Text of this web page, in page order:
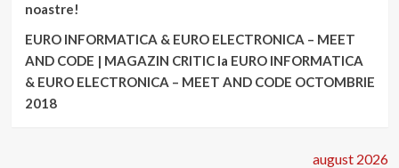
noastre!
EURO INFORMATICA & EURO ELECTRONICA – MEET
AND CODE | MAGAZIN CRITICla EURO INFORMATICA
& EURO ELECTRONICA – MEET AND CODE OCTOMBRIE
2018
august 2026